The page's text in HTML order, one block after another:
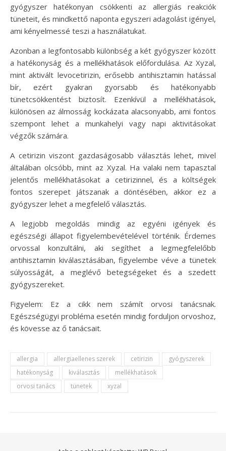
gyógyszer hatékonyan csökkenti az allergiás reakciók
tüneteit, és mindkettő naponta egyszeri adagolást igényel,
ami kényelmessé teszi a használatukat.
Azonban a legfontosabb különbség a két gyógyszer között
a hatékonyság és a mellékhatások előfordulása. Az Xyzal,
mint aktivált levocetirizin, erősebb antihisztamin hatással
bír, ezért gyakran gyorsabb és hatékonyabb
tünetcsökkentést biztosít. Ezenkívül a mellékhatások,
különösen az álmosság kockázata alacsonyabb, ami fontos
szempont lehet a munkahelyi vagy napi aktivitásokat
végzők számára.
A cetirizin viszont gazdaságosabb választás lehet, mivel
általában olcsóbb, mint az Xyzal. Ha valaki nem tapasztal
jelentős mellékhatásokat a cetirizinnel, és a költségek
fontos szerepet játszanak a döntésében, akkor ez a
gyógyszer lehet a megfelelő választás.
A legjobb megoldás mindig az egyéni igények és
egészségi állapot figyelembevételével történik. Érdemes
orvossal konzultálni, aki segíthet a legmegfelelőbb
antihisztamin kiválasztásában, figyelembe véve a tünetek
súlyosságát, a meglévő betegségeket és a szedett
gyógyszereket.
Figyelem: Ez a cikk nem számít orvosi tanácsnak.
Egészségügyi probléma esetén mindig forduljon orvoshoz,
és kövesse az ő tanácsait.
allergia allergiaellenes szerek cetirizin
gyógyszerek
hatékonyság
kiválasztás
mellékhatások
orvosi tanács
tünetek xyzal